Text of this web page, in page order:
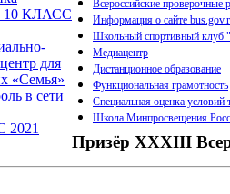
КЛАСС
для
«Семья»
в сети
2021
Призёр ХXXIII
Всероссийские проверочные
Информация о сайте
Школьный спортивный клуб
Медиацентр
Дистанционное образование
Функциональная грамотность
Специальная оценка условий
Школа Минпросвещения